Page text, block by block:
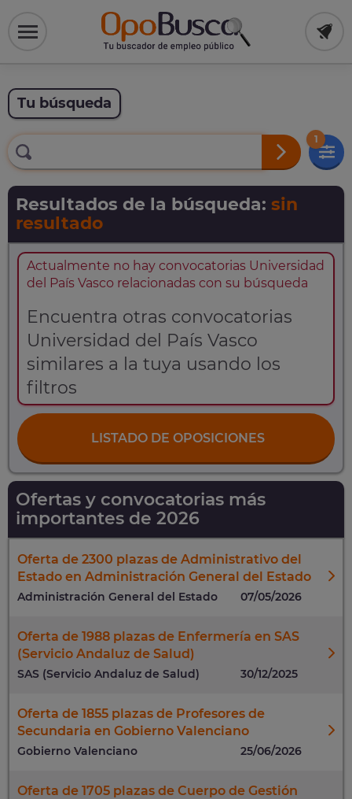
Tu búsqueda
1
Resultados de la búsqueda: sin
resultado
Actualmente no hay convocatorias Universidad
del País Vasco relacionadas con su búsqueda
Encuentra otras convocatorias
Universidad del País Vasco
similares a la tuya usando los
filtros
LISTADO DE OPOSICIONES
Ofertas y convocatorias más
importantes de 2026
Oferta de 2300 plazas de Administrativo del
Estado en Administración General del Estado
Administración General del Estado 07/05/2026
Oferta de 1988 plazas de Enfermería en SAS
(Servicio Andaluz de Salud)
SAS (Servicio Andaluz de Salud) 30/12/2025
Oferta de 1855 plazas de Profesores de
Secundaria en Gobierno Valenciano
Gobierno Valenciano 25/06/2026
Oferta de 1705 plazas de Cuerpo de Gestión